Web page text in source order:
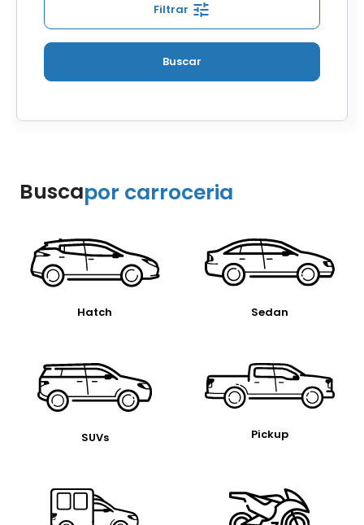
Filtrar
Buscar
Buscapor carroceria
Hatch Sedan
SUVs Pickup